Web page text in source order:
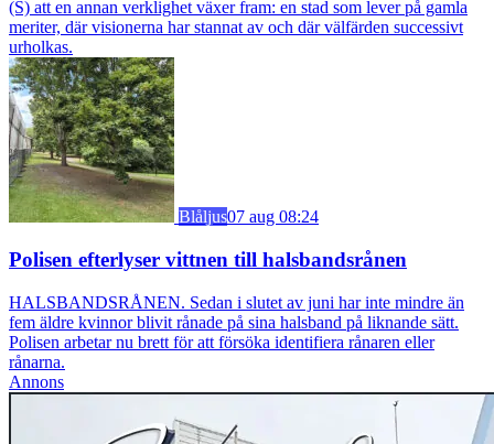
(S) att en annan verklighet växer fram: en stad som lever på gamla
meriter, där visionerna har stannat av och där välfärden successivt
urholkas.
Blåljus07 aug 08:24
Polisen efterlyser vittnen till halsbandsrånen
HALSBANDSRÅNEN. Sedan i slutet av juni har inte mindre än
fem äldre kvinnor blivit rånade på sina halsband på liknande sätt.
Polisen arbetar nu brett för att försöka identifiera rånaren eller
rånarna.
Annons